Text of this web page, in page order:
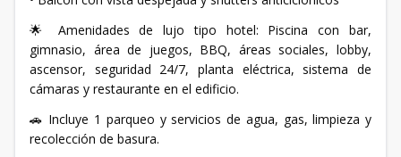
🌟 Amenidades de lujo tipo hotel: Piscina con bar,
gimnasio, área de juegos, BBQ, áreas sociales, lobby,
ascensor, seguridad 24/7, planta eléctrica, sistema de
cámaras y restaurante en el edificio.
🚗 Incluye 1 parqueo y servicios de agua, gas, limpieza y
recolección de basura.